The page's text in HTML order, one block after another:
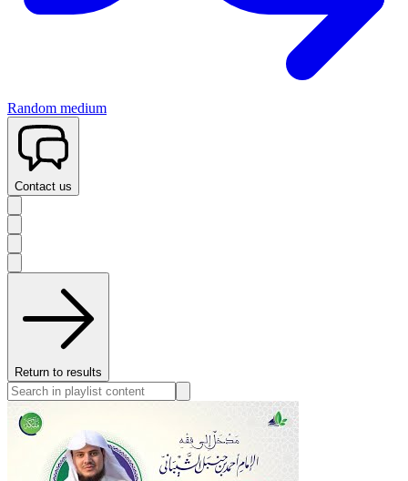
Random medium
Contact us
Return to results